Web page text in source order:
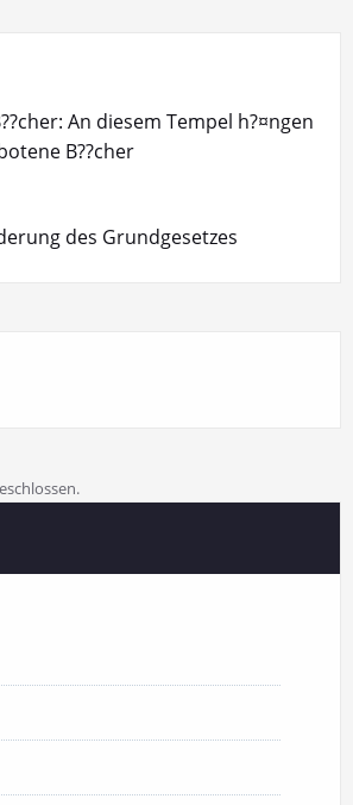
An diesem Tempel h?¤ngen
B??cher
des Grundgesetzes